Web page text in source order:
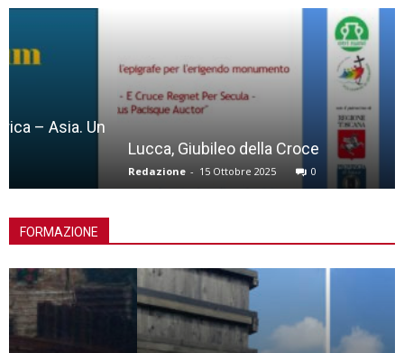
Lucca, Giubileo della Croce
15 Ottobre 2025 0
FORMAZIONE